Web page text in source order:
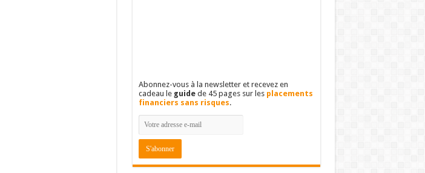
Abonnez-vous à la newsletter et recevez en
cadeau le guidede 45 pages sur les placements
financiers sans risques.